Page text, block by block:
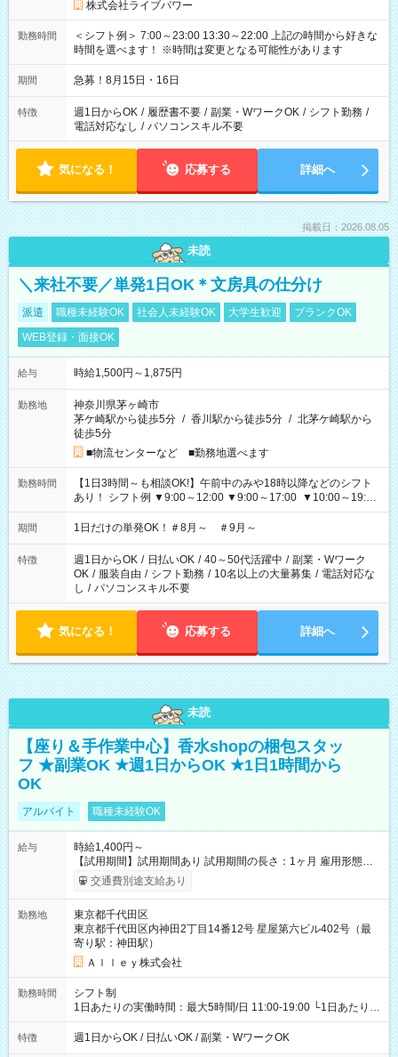
株式会社ライブパワー
勤務時間
＜シフト例＞ 7:00～23:00 13:30～22:00 上記の時間から好きな
時間を選べます！ ※時間は変更となる可能性があります
期間 急募！8月15日・16日
特徴 週1日からOK / 履歴書不要 / 副業・WワークOK / シフト勤務 /
電話対応なし / パソコンスキル不要
気になる！ 応募する 詳細へ
掲載日：2026.08.05
未読
＼来社不要／単発1日OK＊文房具の仕分け
派遣 職種未経験OK 社会人未経験OK 大学生歓迎
ブランクOK
WEB登録・面接OK
給与 時給1,500円～1,875円
勤務地
神奈川県茅ヶ崎市
茅ケ崎駅から徒歩5分 / 香川駅から徒歩5分 / 北茅ケ崎駅から
徒歩5分
■物流センターなど ■勤務地選べます
勤務時間
【1日3時間～も相談OK!】午前中のみや18時以降などのシフト
あり！ シフト例 ▼9:00～12:00 ▼9:00～17:00 ▼10:00～19:00
▼18:00～21:00
期間 1日だけの単発OK！＃8月～ ＃9月～
特徴 週1日からOK / 日払いOK / 40～50代活躍中 / 副業・Wワーク
OK / 服装自由 / シフト勤務 / 10名以上の大量募集 / 電話対応な
し / パソコンスキル不要
気になる！ 応募する 詳細へ
未読
【座り＆手作業中心】香水shopの梱包スタッ
フ ★副業OK ★週1日からOK ★1日1時間から
OK
アルバイト 職種未経験OK
給与
時給1,400円～
【試用期間】試用期間あり 試用期間の長さ：1ヶ月 雇用形態、
給与は本採用時と同じです。
交通費別途支給あり
勤務地
東京都千代田区
東京都千代田区内神田2丁目14番12号 星屋第六ビル402号（最
寄り駅：神田駅）
Ａｌｌｅｙ株式会社
勤務時間
シフト制
1日あたりの実働時間：最大5時間/日 11:00-19:00 └1日あたりの
実働時間：1-5時間 └上記の時間帯内であれば、いつでも勤務可
能！ └平日・土曜日の中で、お好きな曜日でご勤務いただけま
特徴 週1日からOK / 日払いOK / 副業・WワークOK